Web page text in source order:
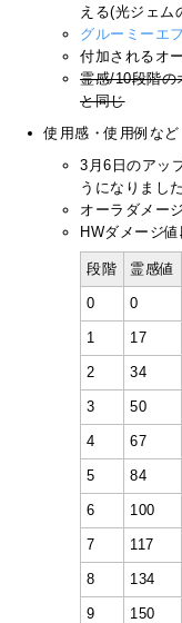
える(光ジェム
グルーミーエ
付加されるオ
霊感/10段階の
と同じ
使用感・使用例など
3月6日のアッ
うになりました
オーラダメー
HWダメージ
段階 霊感値
0 0
1 17
2 34
3 50
4 67
5 84
6 100
7 117
8 134
9 150